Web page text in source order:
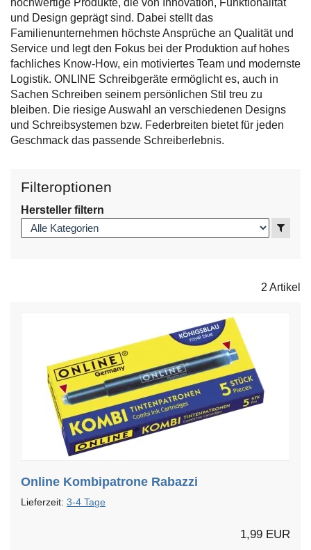
hochwertige Produkte, die von Innovation, Funktionalität
und Design geprägt sind. Dabei stellt das
Familienunternehmen höchste Ansprüche an Qualität und
Service und legt den Fokus bei der Produktion auf hohes
fachliches Know-How, ein motiviertes Team und modernste
Logistik. ONLINE Schreibgeräte ermöglicht es, auch in
Sachen Schreiben seinem persönlichen Stil treu zu
bleiben. Die riesige Auswahl an verschiedenen Designs
und Schreibsystemen bzw. Federbreiten bietet für jeden
Geschmack das passende Schreiberlebnis.
Filteroptionen
Hersteller filtern
2 Artikel
Online Kombipatrone Rabazzi
Lieferzeit: 3-4 Tage
1,99 EUR